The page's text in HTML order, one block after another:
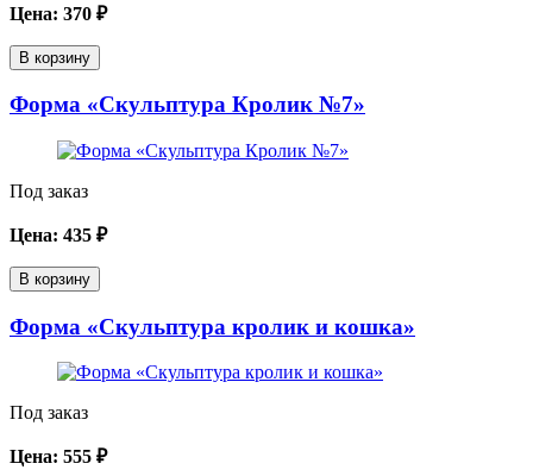
Цена: 370 ₽
В корзину
Форма «Скульптура Кролик №7»
Под заказ
Цена: 435 ₽
В корзину
Форма «Скульптура кролик и кошка»
Под заказ
Цена: 555 ₽